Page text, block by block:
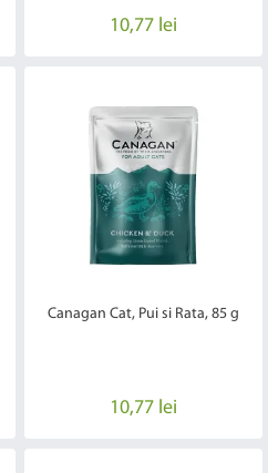
10,77 lei
Canagan Cat, Pui si Rata, 85 g
10,77 lei